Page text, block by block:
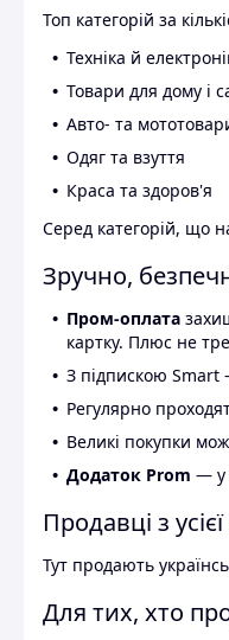
Топ категорій за
Техніка й
Товари для дому і
Авто- та
Одяг та взуття
Краса та здоров'я
Серед категорій, що
Зручно,
Пром-оплата
картку. Плюс не
З підпискою Smart
Регулярно
Великі покупки
Додаток Prom — у
Продавці з
Тут продають
Для тих, хто